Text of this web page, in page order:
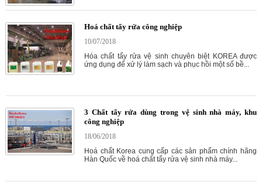
Hoá chất tẩy rửa công nghiệp
10/07/2018
Hóa chất tẩy rửa vệ sinh chuyên biệt KOREA được
ứng dụng để xử lý làm sạch và phục hồi một số bề...
3 Chất tẩy rửa dùng trong vệ sinh nhà máy, khu
công nghiệp
18/06/2018
Hoá chất Korea cung cấp các sản phẩm chính hãng
Hàn Quốc về hoá chất tẩy rửa vệ sinh nhà máy...